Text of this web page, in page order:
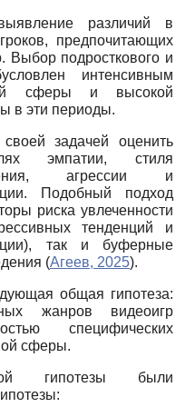
различий в
предпочитающих
Выбор подросткового и
интенсивным
сферы и высокой
в эти периоды.
задачей оценить
эмпатии, стиля
агрессии и
Подобный подход
риска увлеченности
тенденций и
так и буферные
(Агеев, 2025).
общая гипотеза:
жанров видеоигр
специфических
сферы.
гипотезы были